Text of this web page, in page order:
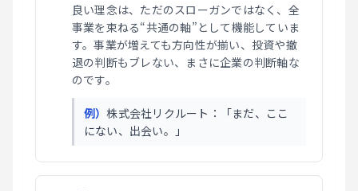
良い理念は、ただのスローガンではなく、全
事業を束ねる“共通の軸”として機能していま
す。事業が増えても方向性が揃い、投資や撤
退の判断もブレない、まさに企業の判断軸な
のです。
例）株式会社リクルート：「まだ、ここ
にない、出会い。」